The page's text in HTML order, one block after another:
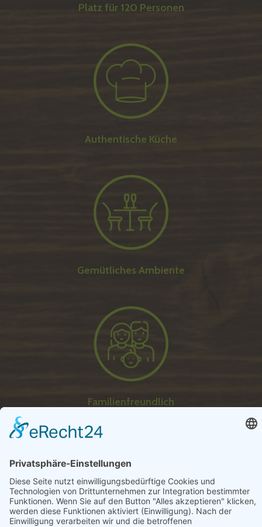
Platz für 120 Personen
Authentische Küche
Gemütliches Ambiente
Familienfreundlich